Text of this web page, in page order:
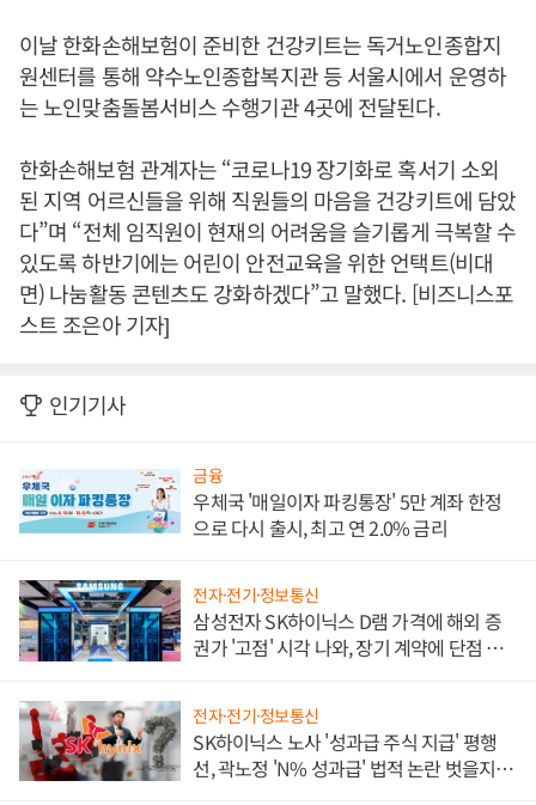
이날 한화손해보험이 준비한 건강키트는 독거노인종합지
원센터를 통해 약수노인종합복지관 등 서울시에서 운영하
는 노인맞춤돌봄서비스 수행기관 4곳에 전달된다.
한화손해보험 관계자는 “코로나19 장기화로 혹서기 소외
된 지역 어르신들을 위해 직원들의 마음을 건강키트에 담았
다”며 “전체 임직원이 현재의 어려움을 슬기롭게 극복할 수
있도록 하반기에는 어린이 안전교육을 위한 언택트(비대
면) 나눔활동 콘텐츠도 강화하겠다”고 말했다. [비즈니스포
스트 조은아 기자]
인기기사
금융
우체국 '매일이자 파킹통장' 5만 계좌 한정
으로 다시 출시, 최고 연 2.0% 금리
전자·전기·정보통신
삼성전자 SK하이닉스 D램 가격에 해외 증
권가 '고점' 시각 나와, 장기 계약에 단점 부
전자·전기·정보통신
SK하이닉스 노사 '성과급 주식 지급' 평행
선, 곽노정 'N% 성과급' 법적 논란 벗을지 주